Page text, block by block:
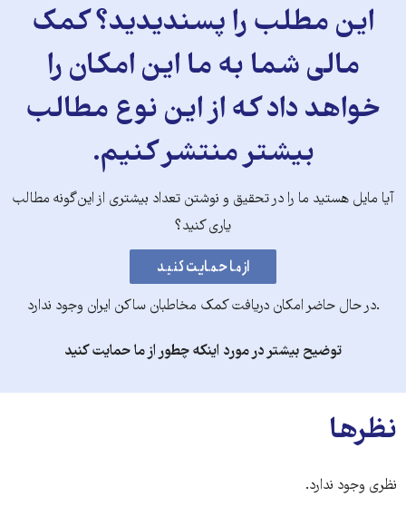
این مطلب را پسندیدید؟ کمک
مالی شما به ما این امکان را
خواهد داد که از این نوع مطالب
بیشتر منتشر کنیم.
آیا مایل هستید ما را در تحقیق و نوشتن تعداد بیشتری از این‌گونه مطالب
یاری کنید؟
.در حال حاضر امکان دریافت کمک مخاطبان ساکن ایران وجود ندارد
توضیح بیشتر در مورد اینکه چطور از ما حمایت کنید
نظرها
نظری وجود ندارد.